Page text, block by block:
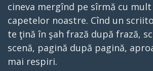
cineva mergînd pe sîrmă cu
capetelor noastre. Cînd un
te ţină în şah frază după frază,
scenă, pagină după pagină,
mai respiri.